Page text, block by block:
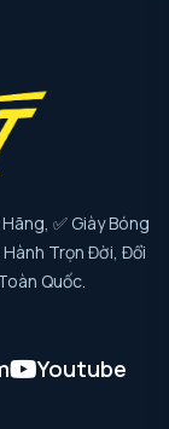
✅ Giày Bóng
Trọn Đời, Đổi
Quốc.
Youtube